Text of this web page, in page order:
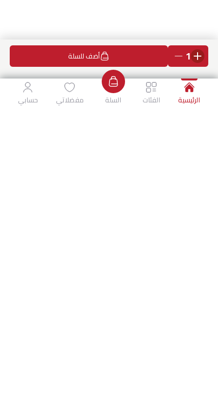
1 أضف للسلة
الرئيسية الفئات السلة مفضلاتي حسابي